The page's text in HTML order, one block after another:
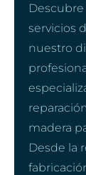
servicios
nuestro
madera
Desde la